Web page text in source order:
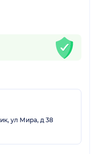
ул Мира, д 38